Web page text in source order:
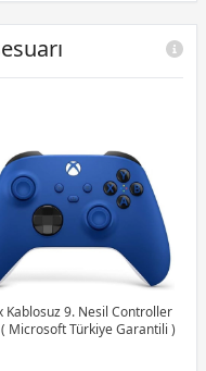
Kablosuz 9. Nesil Controller
Microsoft Türkiye Garantili )